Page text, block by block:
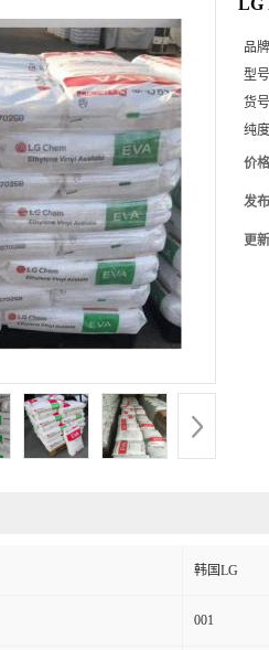
品
型
货
纯
价
发
更
韩国LG
001